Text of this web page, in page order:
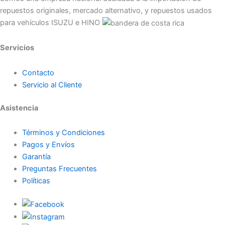
repuestos originales, mercado alternativo, y repuestos usados
para vehículos ISUZU e HINO
Servicios
Contacto
Servicio al Cliente
Asistencia
Términos y Condiciones
Pagos y Envíos
Garantía
Preguntas Frecuentes
Políticas